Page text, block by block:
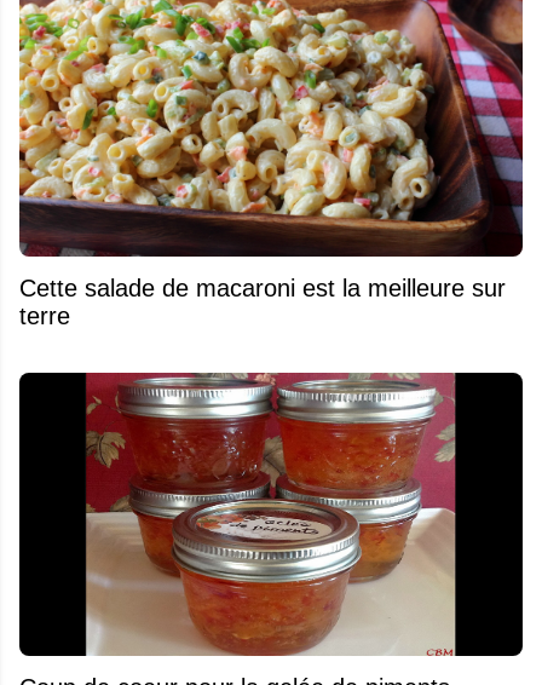
Cette salade de macaroni est la meilleure sur
terre